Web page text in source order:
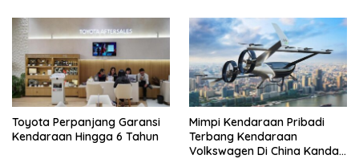
Toyota Perpanjang Garansi
Kendaraan Hingga 6 Tahun
Mimpi Kendaraan Pribadi
Terbang Kendaraan
Volkswagen Di China Kandas